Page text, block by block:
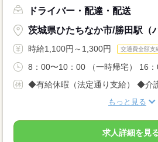
ドライバー・配達・配送
茨城県ひたちなか市/勝田駅（
時給1,100円～1,300円 交通費全額支
8：00〜10：00 （一時帰宅） 16
◆有給休暇（法定通り支給） ◆介
もっと見る
求人詳細を見